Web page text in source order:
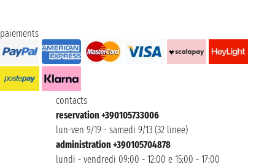
paiements
contacts
reservation +390105733006
lun-ven 9/19 - samedi 9/13 (32 linee)
administration +390105704878
lundi - vendredi 09:00 - 12:00 e 15:00 - 17:00